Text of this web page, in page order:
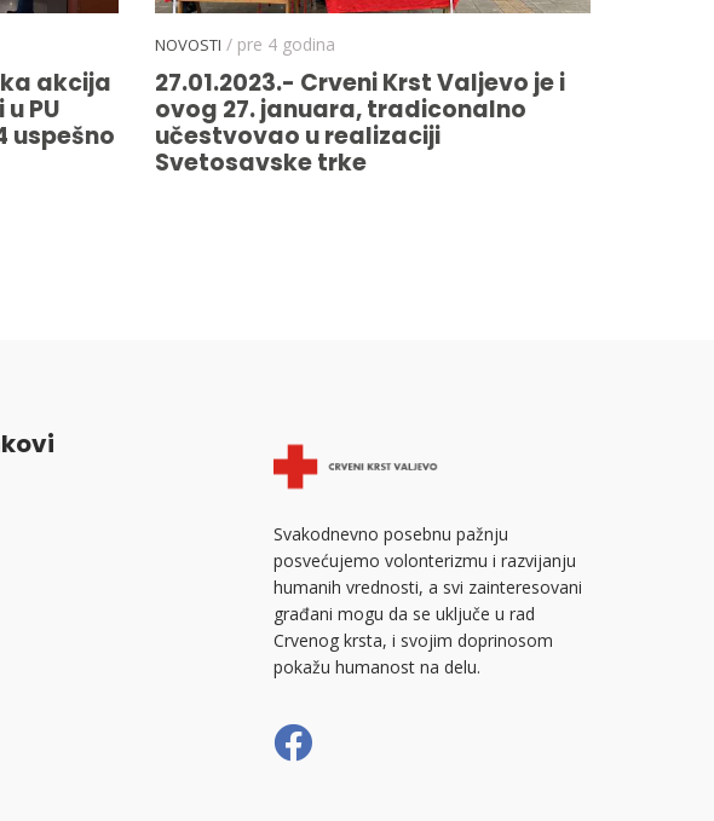
akcija
PU
uspešno
NOVOSTI / pre 4 godina
27.01.2023.- Crveni Krst Valjevo je i
ovog 27. januara, tradiconalno
učestvovao u realizaciji
Svetosavske trke
Svakodnevno posebnu pažnju
posvećujemo volonterizmu i razvijanju
humanih vrednosti, a svi zainteresovani
građani mogu da se uključe u rad
Crvenog krsta, i svojim doprinosom
pokažu humanost na delu.